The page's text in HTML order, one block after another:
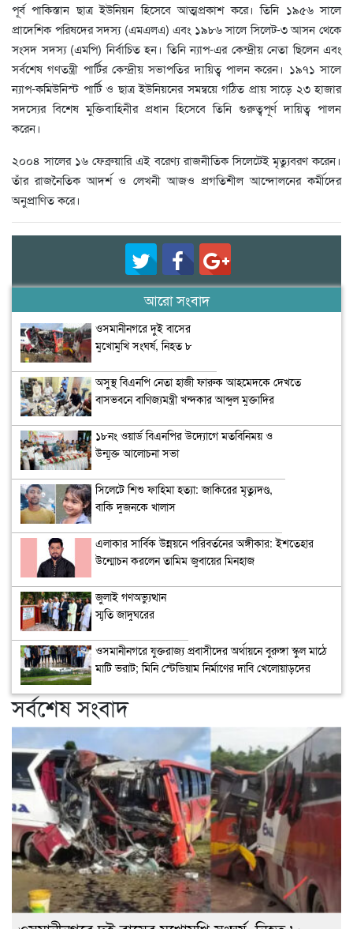
পূর্ব পাকিস্তান ছাত্র ইউনিয়ন হিসেবে আত্মপ্রকাশ করে। তিনি ১৯৫৬ সালে
প্রাদেশিক পরিষদের সদস্য (এমএলএ) এবং ১৯৮৬ সালে সিলেট-৩ আসন থেকে
সংসদ সদস্য (এমপি) নির্বাচিত হন। তিনি ন্যাপ-এর কেন্দ্রীয় নেতা ছিলেন এবং
সর্বশেষ গণতন্ত্রী পার্টির কেন্দ্রীয় সভাপতির দায়িত্ব পালন করেন। ১৯৭১ সালে
ন্যাপ-কমিউনিস্ট পার্টি ও ছাত্র ইউনিয়নের সমন্বয়ে গঠিত প্রায় সাড়ে ২৩ হাজার
সদস্যের বিশেষ মুক্তিবাহিনীর প্রধান হিসেবে তিনি গুরুত্বপূর্ণ দায়িত্ব পালন
করেন।
২০০৪ সালের ১৬ ফেব্রুয়ারি এই বরেণ্য রাজনীতিক সিলেটেই মৃত্যুবরণ করেন।
তাঁর রাজনৈতিক আদর্শ ও লেখনী আজও প্রগতিশীল আন্দোলনের কর্মীদের
অনুপ্রাণিত করে।
আরো সংবাদ
ওসমানীনগরে দুই বাসের
মুখোমুখি সংঘর্ষ, নিহত ৮
অসুস্থ বিএনপি নেতা হাজী ফারুক আহমেদকে দেখতে
বাসভবনে বাণিজ্যমন্ত্রী খন্দকার আব্দুল মুক্তাদির
১৮নং ওয়ার্ড বিএনপির উদ্যোগে মতবিনিময় ও
উন্মুক্ত আলোচনা সভা
সিলেটে শিশু ফাহিমা হত্যা: জাকিরের মৃত্যুদণ্ড,
বাকি দুজনকে খালাস
এলাকার সার্বিক উন্নয়নে পরিবর্তনের অঙ্গীকার: ইশতেহার
উন্মোচন করলেন তামিম জুবায়ের মিনহাজ
জুলাই গণঅভ্যুত্থান
স্মৃতি জাদুঘরের
ওসমানীনগরে যুক্তরাজ্য প্রবাসীদের অর্থায়নে বুরুঙ্গা স্কুল মাঠে
মাটি ভরাট; মিনি স্টেডিয়াম নির্মাণের দাবি খেলোয়াড়দের
সর্বশেষ সংবাদ